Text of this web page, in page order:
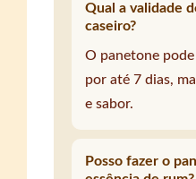
Qual a validade
caseiro?
O panetone
por até 7 dias,
e sabor.
Posso fazer o